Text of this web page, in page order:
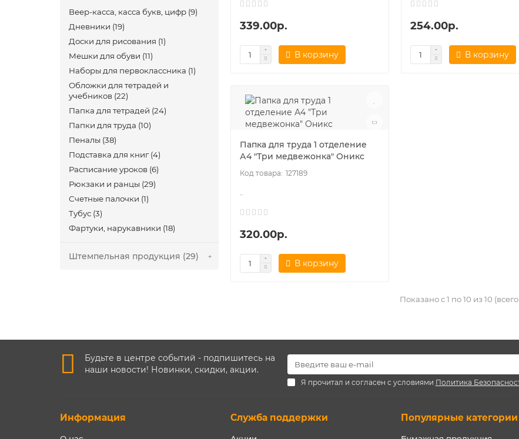
Веер-касса, касса букв, цифр (9)
Дневники (19)
Доски для рисования (1)
Мешки для обуви (11)
Наборы для первоклассника (1)
Обложки для тетрадей и
учебников (22)
Папка для тетрадей (24)
Папки для труда (10)
Пеналы (38)
Подставка для книг (4)
Расписание уроков (6)
Рюкзаки и ранцы (29)
Счетные палочки (1)
Тубус (3)
Фартуки, нарукавники (18)
Штемпельная продукция (29)
339.00р.
В корзину
254.00р.
В корзину
Папка для труда 1 отделение
А4 "Три медвежонка" Оникс
127189
320.00р.
В корзину
Показано с 1 по 10 из 10
Будьте в центре событий - подпишитесь на
наши новости! Новинки, скидки, акции.
Я прочитал и согласен с условиями Политика
Информация Служба поддержки Популярные категории